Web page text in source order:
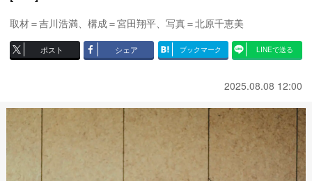
取材＝吉川浩満、構成＝宮田翔平、写真＝北原千恵美
ポスト シェア ブックマーク LINEで送る
2025.08.08 12:00